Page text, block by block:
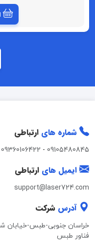
شماره های ارتباطی
09105480845
-
09360106422
ایمیل های ارتباطی
support@laser724.com
آدرس شرکت
خراسان جنوبی-طبس-خیابان
فناور طبس